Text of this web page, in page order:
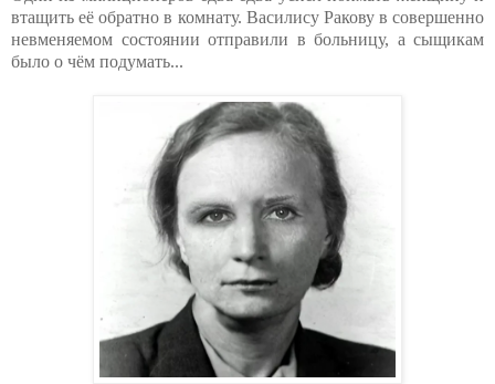
втащить её обратно в комнату. Василису Ракову в совершенно
невменяемом состоянии отправили в больницу, а сыщикам
было о чём подумать...